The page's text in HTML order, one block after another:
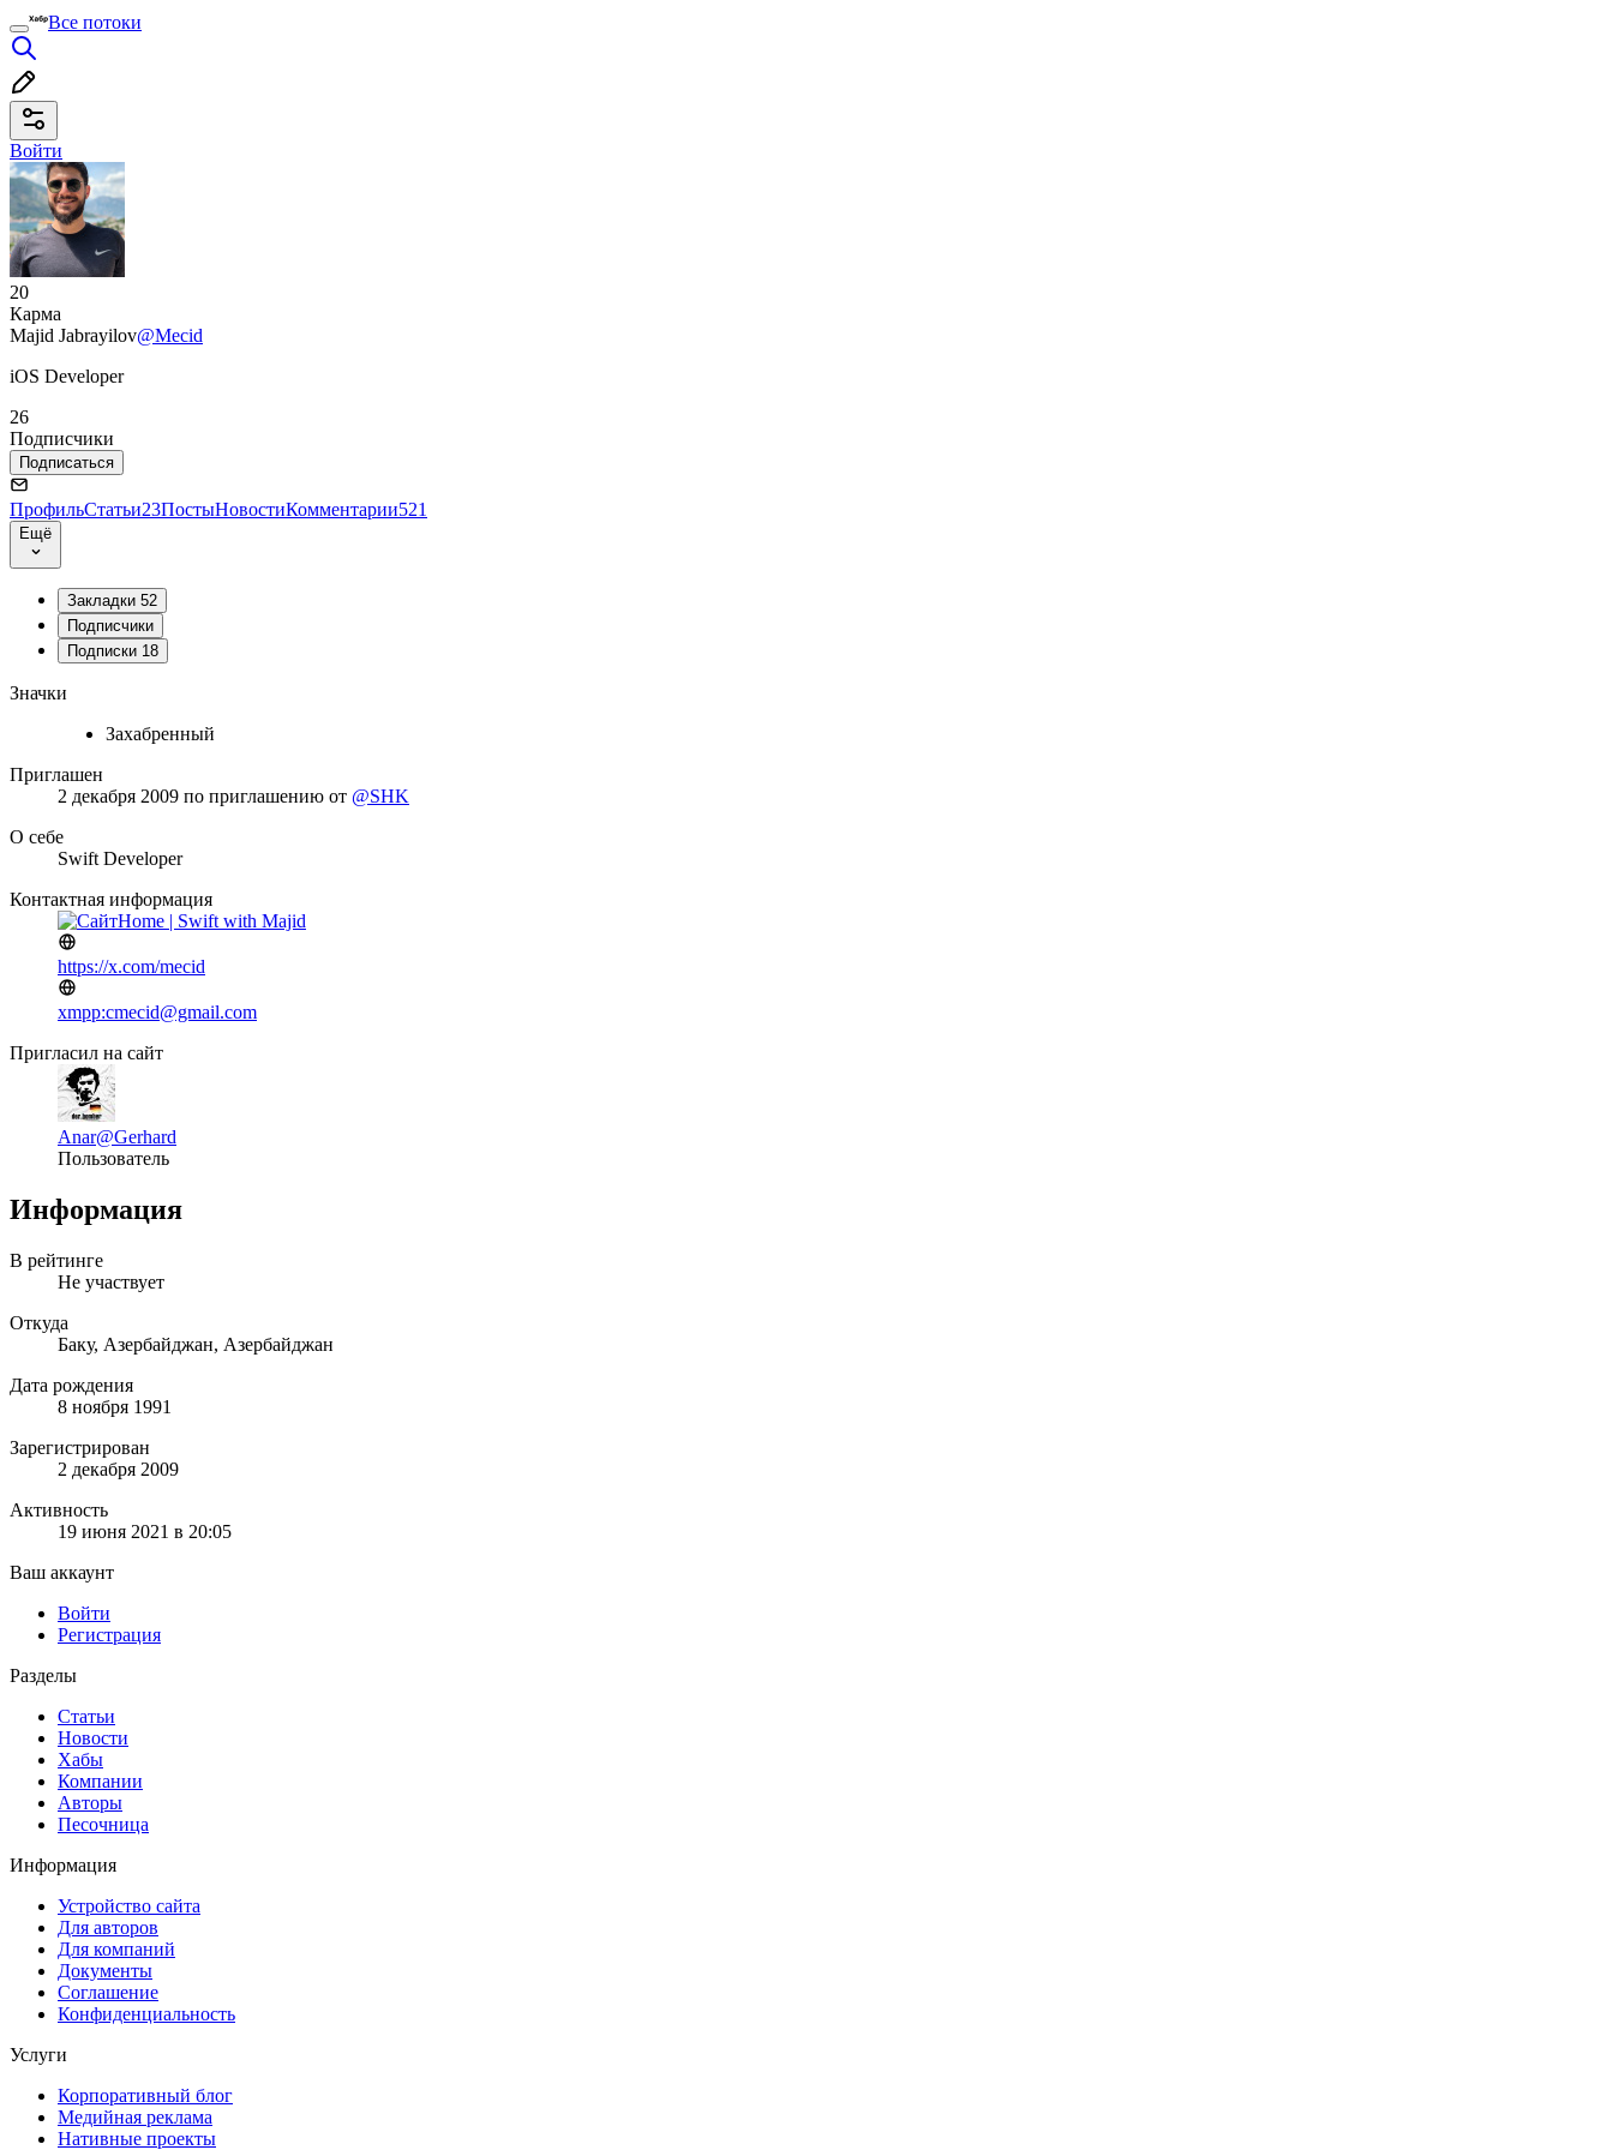
Все потоки
Войти
20
Карма
Majid Jabrayilov@Mecid
iOS Developer
26
Подписчики
Подписаться
ПрофильСтатьи23ПостыНовостиКомментарии521
Ещё
Закладки 52
Подписчики
Подписки 18
Значки
Захабренный
Приглашен
2 декабря 2009 по приглашению от @SHK
О себе
Swift Developer
Контактная информация
Home | Swift with Majid
https://x.com/mecid
xmpp:cmecid@gmail.com
Пригласил на сайт
Anar@Gerhard
Пользователь
Информация
В рейтинге
Не участвует
Откуда
Баку, Азербайджан, Азербайджан
Дата рождения
8 ноября 1991
Зарегистрирован
2 декабря 2009
Активность
19 июня 2021 в 20:05
Ваш аккаунт
Войти
Регистрация
Разделы
Статьи
Новости
Хабы
Компании
Авторы
Песочница
Информация
Устройство сайта
Для авторов
Для компаний
Документы
Соглашение
Конфиденциальность
Услуги
Корпоративный блог
Медийная реклама
Нативные проекты